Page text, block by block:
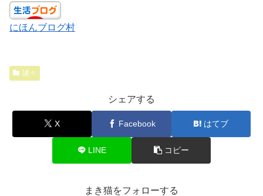
にほんブログ村
諸々
シェアする
X Facebook はてブ
LINE コピー
まき猫をフォローする